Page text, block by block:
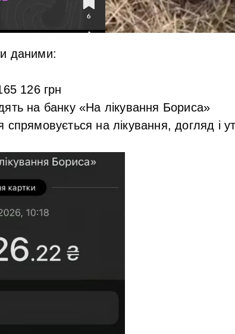
даними:
126 грн
на банку «На лікування Бориса»
спрямовується на лікування, догляд і